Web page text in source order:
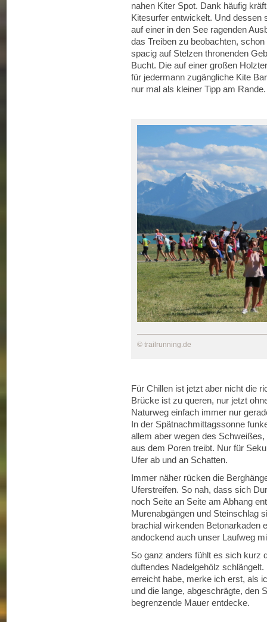
nahen Kiter Spot. Dank häufig
Kitesurfer entwickelt. Und dessen
auf einer in den See ragenden
das Treiben zu beobachten,
spacig auf Stelzen thronenden
Bucht. Die auf einer großen
für jedermann zugängliche Kite
nur mal als kleiner Tipp am
© trailrunning.de
Für Chillen ist jetzt aber nicht die
Brücke ist zu queren, nur jetzt
Naturweg einfach immer nur
In der Spätnachmittagssonne
allem aber wegen des
aus dem Poren treibt. Nur für
Ufer ab und an Schatten.
Immer näher rücken die
Uferstreifen. So nah, dass sich
noch Seite an Seite am Abhang
Murenabgängen und Steinschlag
brachial wirkenden Betonarkaden
andockend auch unser Laufweg
So ganz anders fühlt es sich kurz
duftendes Nadelgehölz
erreicht habe, merke ich erst, als
und die lange, abgeschrägte, den
begrenzende Mauer entdecke.